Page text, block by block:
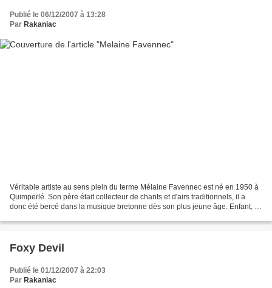
Publié le 06/12/2007 à 13:28
Par Rakaniac
Véritable artiste au sens plein du terme Mélaine Favennec est né en 1950 à
Quimperlé. Son père était collecteur de chants et d'airs traditionnels, il a
donc été bercé dans la musique bretonne dès son plus jeune âge. Enfant, il
Foxy Devil
Publié le 01/12/2007 à 22:03
Par Rakaniac